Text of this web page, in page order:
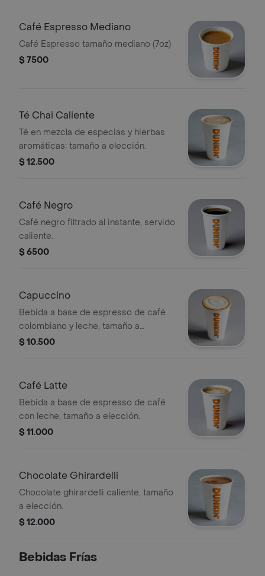
Café Espresso Mediano
Café Espresso tamaño mediano (7oz)
$ 7500
Té Chai Caliente
Té en mezcla de especias y hierbas
aromáticas; tamaño a elección.
$ 12.500
Café Negro
Café negro filtrado al instante, servido
caliente.
$ 6500
Capuccino
Bebida a base de espresso de café
colombiano y leche, tamaño a
elección.
$ 10.500
Café Latte
Bebida a base de espresso de café
con leche, tamaño a elección.
$ 11.000
Chocolate Ghirardelli
Chocolate ghirardelli caliente, tamaño
a elección.
$ 12.000
Bebidas Frías